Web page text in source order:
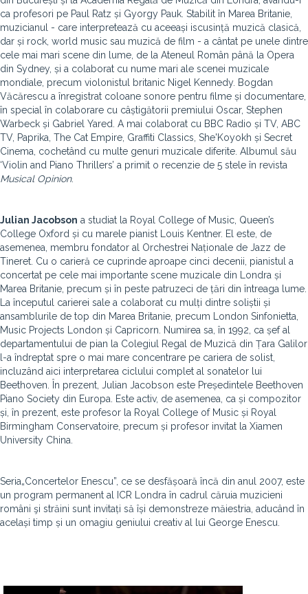
ca profesori pe Paul Ratz și Gyorgy Pauk. Stabilit în Marea Britanie,
muzicianul - care interpretează cu aceeași iscusință muzică clasică,
dar și rock, world music sau muzică de film - a cântat pe unele dintre
cele mai mari scene din lume, de la Ateneul Român până la Opera
din Sydney, și a colaborat cu nume mari ale scenei muzicale
mondiale, precum violonistul britanic Nigel Kennedy. Bogdan
Văcărescu a înregistrat coloane sonore pentru filme și documentare,
în special în colaborare cu câștigătorii premiului Oscar, Stephen
Warbeck și Gabriel Yared. A mai colaborat cu BBC Radio și TV, ABC
TV, Paprika, The Cat Empire, Graffiti Classics, She'Koyokh și Secret
Cinema, cochetând cu multe genuri muzicale diferite. Albumul său
‘Violin and Piano Thrillers’ a primit o recenzie de 5 stele în revista
Musical Opinion.
Julian Jacobson a studiat la Royal College of Music, Queen’s
College Oxford și cu marele pianist Louis Kentner. El este, de
asemenea, membru fondator al Orchestrei Naționale de Jazz de
Tineret. Cu o carieră ce cuprinde aproape cinci decenii, pianistul a
concertat pe cele mai importante scene muzicale din Londra și
Marea Britanie, precum și în peste patruzeci de țări din întreaga lume.
La începutul carierei sale a colaborat cu mulți dintre soliștii și
ansamblurile de top din Marea Britanie, precum London Sinfonietta,
Music Projects London și Capricorn. Numirea sa, în 1992, ca șef al
departamentului de pian la Colegiul Regal de Muzică din Țara Galilor
l-a îndreptat spre o mai mare concentrare pe cariera de solist,
incluzând aici interpretarea ciclului complet al sonatelor lui
Beethoven. În prezent, Julian Jacobson este Președintele Beethoven
Piano Society din Europa. Este activ, de asemenea, ca și compozitor
și, în prezent, este profesor la Royal College of Music și Royal
Birmingham Conservatoire, precum și profesor invitat la Xiamen
University China.
Seria„Concertelor Enescu”, ce se desfășoară încă din anul 2007, este
un program permanent al ICR Londra în cadrul căruia muzicieni
români şi străini sunt invitați să își demonstreze măiestria, aducând în
același timp și un omagiu geniului creativ al lui George Enescu.